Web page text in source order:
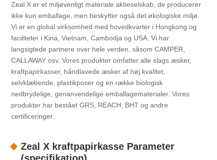
Zeal X er et miljøvenligt materiale aktieselskab, de producerer
ikke kun emballage, men beskytter også det økologiske miljø.
Vi er en global virksomhed med hovedkvarter i Hongkong og
faciliteter i Kina, Vietnam, Cambodja og USA. Vi har
langsigtede partnere over hele verden, såsom CAMPER,
CALLAWAY osv. Vores produkter omfatter alle slags æsker,
kraftpapirkasser, håndlavede æsker af høj kvalitet,
selvklæbende, plastikposer og en række biologisk
nedbrydelige, genanvendelige emballagematerialer. Vores
produkter har bestået GRS, REACH, BHT og andre
certificeringer.
Zeal X kraftpapirkasse Parameter